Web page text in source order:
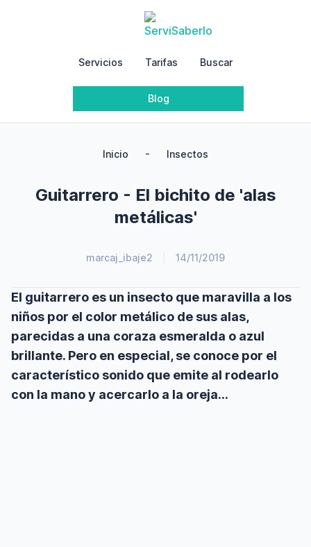
Servicios Tarifas Buscar
Blog
Inicio - Insectos
Guitarrero - El bichito de 'alas
metálicas'
marcaj_ibaje2 14/11/2019
El guitarrero es un insecto que maravilla a los
niños por el color metálico de sus alas,
parecidas a una coraza esmeralda o azul
brillante. Pero en especial, se conoce por el
característico sonido que emite al rodearlo
con la mano y acercarlo a la oreja…